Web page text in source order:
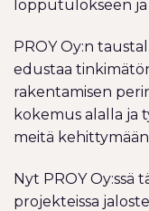
lopputulokseen
PROY Oy:n
edustaa
rakentamisen
kokemus alalla ja
meitä
Nyt PROY Oy:ssä
projekteissa